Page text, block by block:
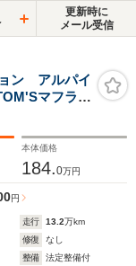
更新時に
メール受信
ン アルパイ
マフラ
グ/クスコ
リパー/リ
本体価格
184.0万円
円
走行 13.2万km
修復
なし
整備
法定整備付